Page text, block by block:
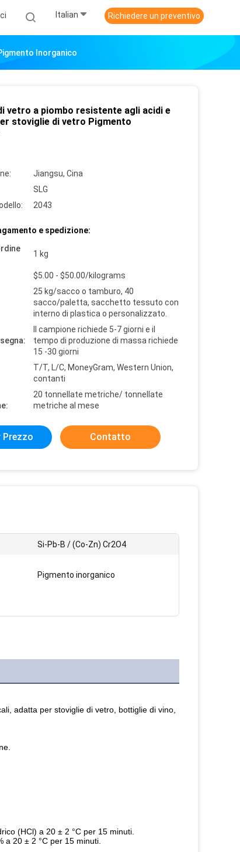
Italian Richiedere un preventivo
Inorganico
vetro a piombo resistente agli acidi e
stoviglie di vetro Pigmento
Jiangsu, Cina
SLG
2043
e spedizione:
1 kg
$5.00 - $50.00/kilograms
25 kg/sacco o tamburo, 40
sacco/paletta, sacchetto tessuto con
interno di plastica o personalizzato.
Il campione richiede 5-7 giorni e il
tempo di produzione di massa richiede
15 -30 giorni
T/T, L/C, MoneyGram, Western Union,
contanti
20 tonnellate metriche/ tonnellate
metriche al mese
Contatto
Si-Pb-B / (Co-Zn) Cr2O4
Pigmento inorganico
adatta per stoviglie di vetro, bottiglie di vino,
(HCl) a 20 ± 2 °C per 15 minuti.
a 20 ± 2 °C per 15 minuti.